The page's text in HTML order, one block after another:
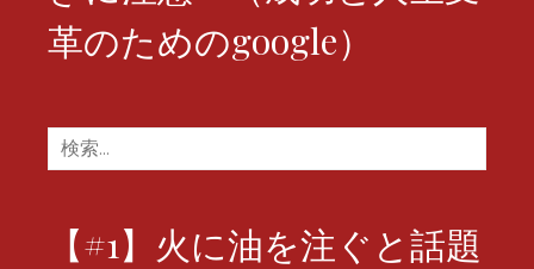
革のためのgoogle）
検
索:
【#1】火に油を注ぐと話題